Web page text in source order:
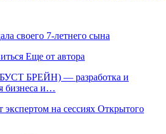
своего 7-летнего сына
Еще от автора
БРЕЙН) — разработка и
бизнеса и…
на сессиях Открытого